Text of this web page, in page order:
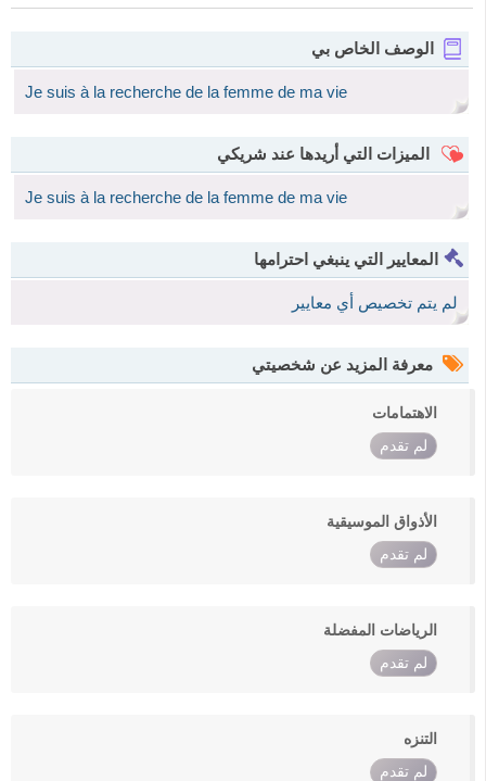
الوصف الخاص بي
Je suis à la recherche de la femme de ma vie
الميزات التي أريدها عند شريكي
Je suis à la recherche de la femme de ma vie
المعايير التي ينبغي احترامها
لم يتم تخصيص أي معايير
معرفة المزيد عن شخصيتي
الاهتمامات
لم تقدم
الأذواق الموسيقية
لم تقدم
الرياضات المفضلة
لم تقدم
التنزه
لم تقدم